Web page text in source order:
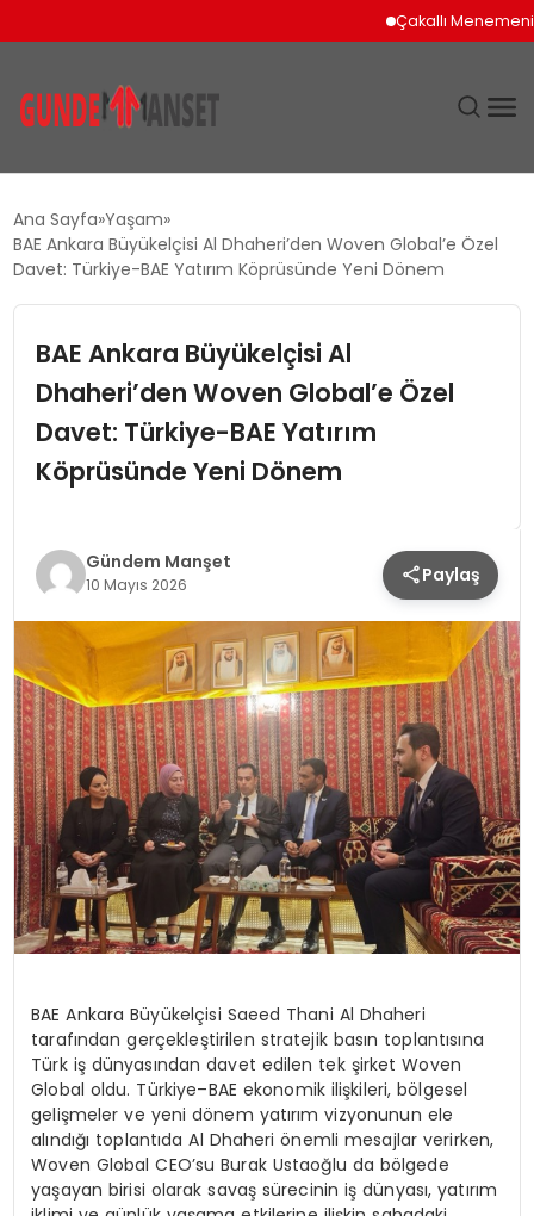
Çakallı Menemeni
DÜNYA
SPOR
TEKNOLOJI
Ana Sayfa Yaşam
BAE Ankara Büyükelçisi Al Dhaheri’den Woven Global’e Özel
Davet: Türkiye-BAE Yatırım Köprüsünde Yeni Dönem
BAE Ankara Büyükelçisi Al
Dhaheri’den Woven Global’e Özel
Davet: Türkiye-BAE Yatırım
Köprüsünde Yeni Dönem
Gündem Manşet
10 Mayıs 2026 Paylaş
BAE Ankara Büyükelçisi Saeed Thani Al Dhaheri
tarafından gerçekleştirilen stratejik basın toplantısına
Türk iş dünyasından davet edilen tek şirketWoven
Global oldu. Türkiye–BAE ekonomik ilişkileri, bölgesel
gelişmeler ve yeni dönem yatırım vizyonunun ele
alındığı toplantıda Al Dhaheri önemli mesajlar verirken,
Woven Global CEO’su Burak Ustaoğlu da bölgede
yaşayan birisi olarak savaş sürecinin iş dünyası, yatırım